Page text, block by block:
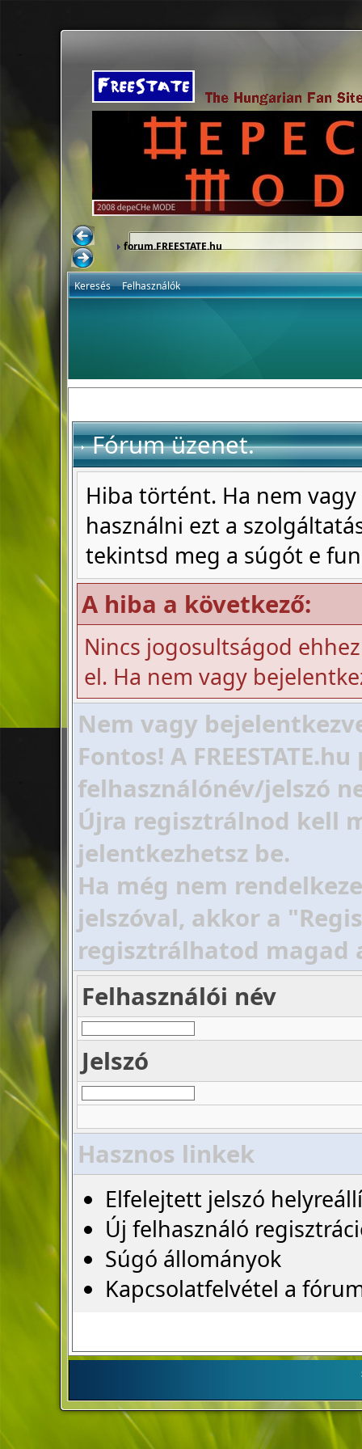
forum.FREESTATE.hu
Keresés Felhasználók
Fórum üzenet.
Hiba történt. Ha nem
használni ezt a
tekintsd meg a súgót e
A hiba a következő:
Nincs jogosultságod
el. Ha nem vagy
Nem vagy
Fontos! A
felhasználónév/jelszó
Újra regisztrálnod kell
jelentkezhetsz be.
Ha még nem
jelszóval, akkor a
regisztrálhatod magad
Felhasználói név
Jelszó
Hasznos linkek
Elfelejtett jelszó
Új felhasználó
Súgó állományok
Kapcsolatfelvétel a